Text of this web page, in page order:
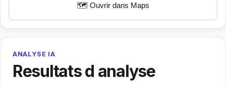
🗺️ Ouvrir dans Maps
ANALYSE IA
Resultats d analyse